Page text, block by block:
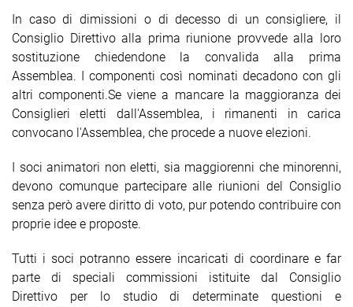
In caso di dimissioni o di decesso di un consigliere, il
Consiglio Direttivo alla prima riunione provvede alla loro
sostituzione chiedendone la convalida alla prima
Assemblea. I componenti così nominati decadono con gli
altri componenti.Se viene a mancare la maggioranza dei
Consiglieri eletti dall'Assemblea, i rimanenti in carica
convocano l'Assemblea, che procede a nuove elezioni.
I soci animatori non eletti, sia maggiorenni che minorenni,
devono comunque partecipare alle riunioni del Consiglio
senza però avere diritto di voto, pur potendo contribuire con
proprie idee e proposte.
Tutti i soci potranno essere incaricati di coordinare e far
parte di speciali commissioni istituite dal Consiglio
Direttivo per lo studio di determinate questioni e